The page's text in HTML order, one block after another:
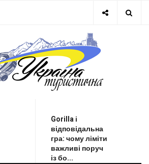
Gorilla і
відповідальна
гра: чому ліміти
важливі поруч
із бо...